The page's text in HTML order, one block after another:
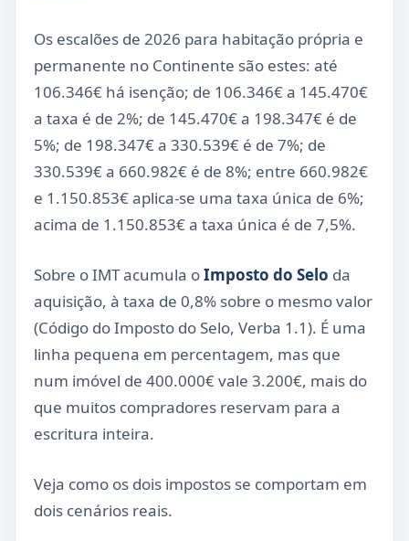
Os escalões de 2026 para habitação própria e
permanente no Continente são estes: até
106.346€ há isenção; de 106.346€ a 145.470€
a taxa é de 2%; de 145.470€ a 198.347€ é de
5%; de 198.347€ a 330.539€ é de 7%; de
330.539€ a 660.982€ é de 8%; entre 660.982€
e 1.150.853€ aplica-se uma taxa única de 6%;
acima de 1.150.853€ a taxa única é de 7,5%.
Sobre o IMT acumula oImposto do Selo da
aquisição, à taxa de 0,8% sobre o mesmo valor
(Código do Imposto do Selo, Verba 1.1). É uma
linha pequena em percentagem, mas que
num imóvel de 400.000€ vale 3.200€, mais do
que muitos compradores reservam para a
escritura inteira.
Veja como os dois impostos se comportam em
dois cenários reais.